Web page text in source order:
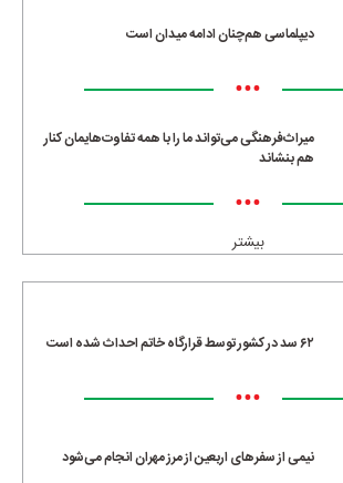
دیپلماسی هم‌چنان ادامه میدان است
•••
میراث‌فرهنگی می‌تواند ما را با همه تفاوت‌هایمان کنار
هم بنشاند
•••
بیشتر
۶۲ سد در کشور توسط قرارگاه خاتم احداث شده است
•••
نیمی از سفرهای اربعین از مرز مهران انجام می‌شود